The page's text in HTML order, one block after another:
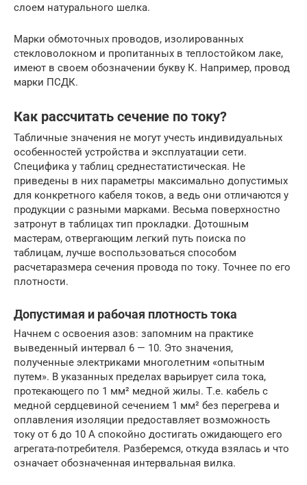
слоем натурального шелка.
Марки обмоточных проводов, изолированных
стекловолокном и пропитанных в теплостойком лаке,
имеют в своем обозначении букву К. Например, провод
марки ПСДК.
Как рассчитать сечение по току?
Табличные значения не могут учесть индивидуальных
особенностей устройства и эксплуатации сети.
Специфика у таблиц среднестатистическая. Не
приведены в них параметры максимально допустимых
для конкретного кабеля токов, а ведь они отличаются у
продукции с разными марками. Весьма поверхностно
затронут в таблицах тип прокладки. Дотошным
мастерам, отвергающим легкий путь поиска по
таблицам, лучше воспользоваться способом
расчетаразмера сечения провода по току. Точнее по его
плотности.
Допустимая и рабочая плотность тока
Начнем с освоения азов: запомним на практике
выведенный интервал 6 — 10. Это значения,
полученные электриками многолетним «опытным
путем». В указанных пределах варьирует сила тока,
протекающего по 1 мм² медной жилы. Т.е. кабель с
медной сердцевиной сечением 1 мм² без перегрева и
оплавления изоляции предоставляет возможность
току от 6 до 10 А спокойно достигать ожидающего его
агрегата-потребителя. Разберемся, откуда взялась и что
означает обозначенная интервальная вилка.